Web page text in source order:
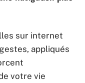
sur internet
appliqués
votre vie